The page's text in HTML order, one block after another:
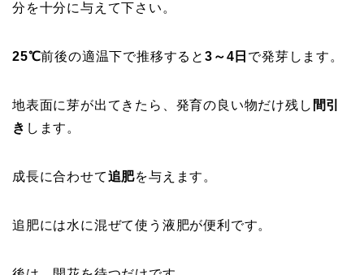
分を十分に与えて下さい。
25℃前後の適温下で推移すると3～4日 で発芽します。
地表面に芽が出てきたら、発育の良い物だけ残し 間引
き します。
成長に合わせて追肥を与えます。
追肥には水に混ぜて使う液肥が便利です。